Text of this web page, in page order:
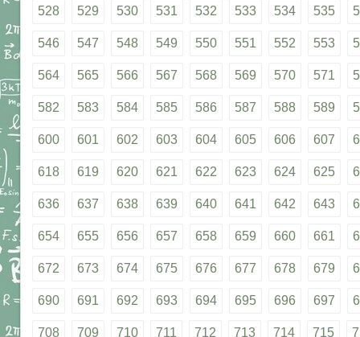
528 529 530 531 532 533 534 535
546 547 548 549 550 551 552 553
564 565 566 567 568 569 570 571
582 583 584 585 586 587 588 589
600 601 602 603 604 605 606 607
618 619 620 621 622 623 624 625
636 637 638 639 640 641 642 643
654 655 656 657 658 659 660 661
672 673 674 675 676 677 678 679
690 691 692 693 694 695 696 697
708 709 710 711 712 713 714 715